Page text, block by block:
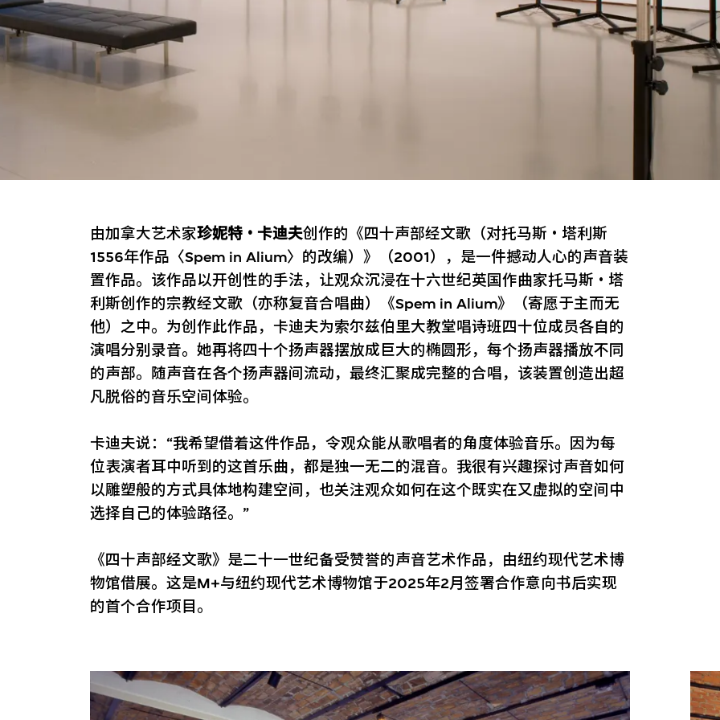
由加拿大艺术家珍妮特・卡迪夫创作的《四十声部经文歌（对托马斯・塔利斯
1556年作品〈Spem in Alium〉的改编）》（2001），是一件撼动人心的声音装
置作品。该作品以开创性的手法，让观众沉浸在十六世纪英国作曲家托马斯・塔
利斯创作的宗教经文歌（亦称复音合唱曲）《Spem in Alium》（寄愿于主而无
他）之中。为创作此作品，卡迪夫为索尔兹伯里大教堂唱诗班四十位成员各自的
演唱分别录音。她再将四十个扬声器摆放成巨大的椭圆形，每个扬声器播放不同
的声部。随声音在各个扬声器间流动，最终汇聚成完整的合唱，该装置创造出超
凡脱俗的音乐空间体验。
卡迪夫说：“我希望借着这件作品，令观众能从歌唱者的角度体验音乐。因为每
位表演者耳中听到的这首乐曲，都是独一无二的混音。我很有兴趣探讨声音如何
以雕塑般的方式具体地构建空间，也关注观众如何在这个既实在又虚拟的空间中
选择自己的体验路径。”
《四十声部经文歌》是二十一世纪备受赞誉的声音艺术作品，由纽约现代艺术博
物馆借展。这是M+与纽约现代艺术博物馆于2025年2月签署合作意向书后实现
的首个合作项目。